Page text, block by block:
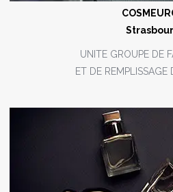
UNITE GROUPE DE
ET DE REMPLISSAGE